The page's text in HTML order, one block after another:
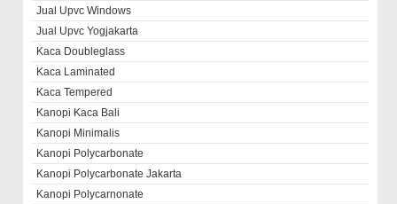
Jual Upvc Windows
Jual Upvc Yogjakarta
Kaca Doubleglass
Kaca Laminated
Kaca Tempered
Kanopi Kaca Bali
Kanopi Minimalis
Kanopi Polycarbonate
Kanopi Polycarbonate Jakarta
Kanopi Polycarnonate